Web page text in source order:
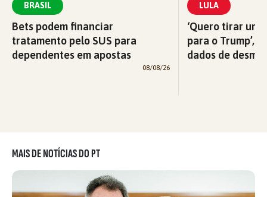
BRASIL
Bets podem financiar
tratamento pelo SUS para
dependentes em apostas
08/08/26
LULA
‘Quero tirar
para o Trump’,
dados de
MAIS DE NOTÍCIAS DO PT